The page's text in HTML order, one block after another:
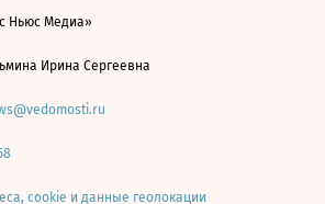
Ньюс Медиа»
Ирина Сергеевна
cookie и данные геолокации